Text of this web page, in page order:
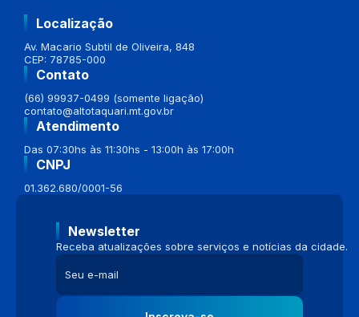
Localização
Av. Macario Subtil de Oliveira, 848
CEP: 78785-000
Contato
(66) 99937-0499 (somente ligação)
contato@altotaquari.mt.gov.br
Atendimento
Das 07:30hs às 11:30hs - 13:00h às 17:00h
CNPJ
01.362.680/0001-56
Newsletter
Receba atualizações sobre serviços e notícias da cidade.